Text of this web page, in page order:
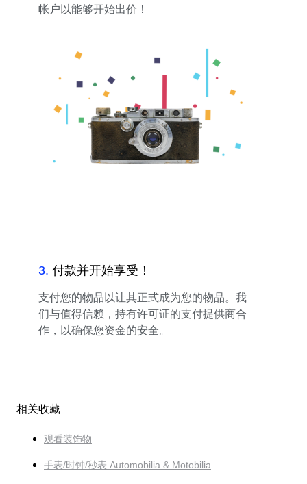
帐户以能够开始出价！
3. 付款并开始享受！
支付您的物品以让其正式成为您的物品。我
们与值得信赖，持有许可证的支付提供商合
作，以确保您资金的安全。
相关收藏
观看装饰物
手表/时钟/秒表 Automobilia & Motobilia